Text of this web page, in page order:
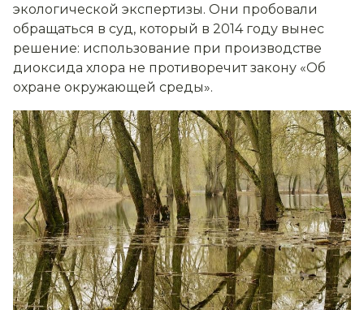
экологической экспертизы. Они пробовали
обращаться в суд, который в 2014 году вынес
решение: использование при производстве
диоксида хлора не противоречит закону «Об
охране окружающей среды».